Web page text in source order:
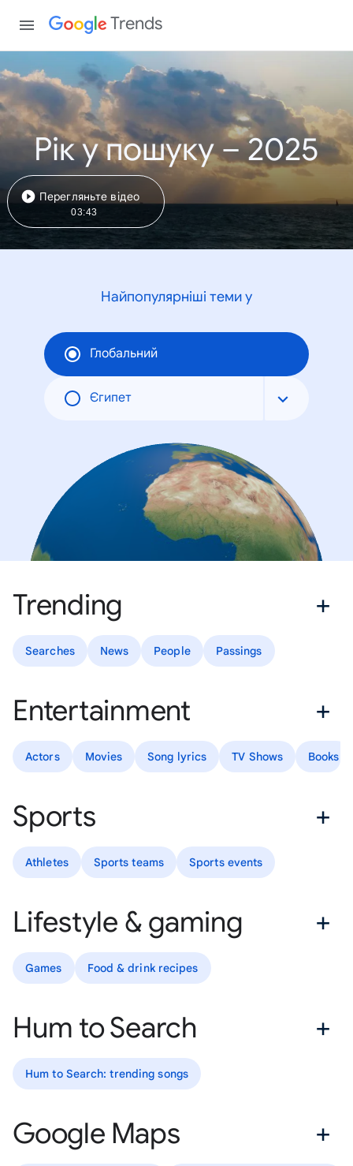
Trends
Рік у пошуку – 2025
Перегляньте відео
03:43
Найпопулярніші теми у
Глобальний
Єгипет
Trending
Searches News People Passings
Entertainment
Actors Movies Song lyrics TV Shows Books
Sports
Athletes Sports teams Sports events
Lifestyle & gaming
Games Food & drink recipes
Hum to Search
Hum to Search: trending songs
Google Maps